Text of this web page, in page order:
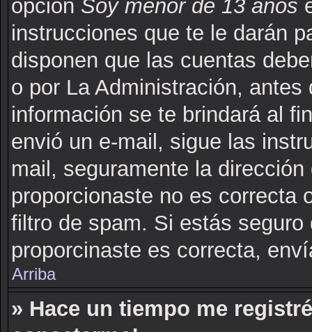
opción Soy menor de 13 años
instrucciones que te le darán
disponen que las cuentas
o por La Administración,
información se te brindará al
envió un e-mail, sigue las
mail, seguramente la
proporcionaste no es correcta
filtro de spam. Si estás
proporcinaste es correcta,
Arriba
» Hace un tiempo me